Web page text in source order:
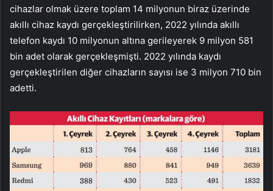
cihazlar olmak üzere toplam 14 milyonun biraz üzerinde
akıllı cihaz kaydı gerçekleştirilirken, 2022 yılında akıllı
telefon kaydı 10 milyonun altına gerileyerek 9 milyon 581
bin adet olarak gerçekleşmişti. 2022 yılında kaydı
gerçekleştirilen diğer cihazların sayısı ise 3 milyon 710 bin
adetti.